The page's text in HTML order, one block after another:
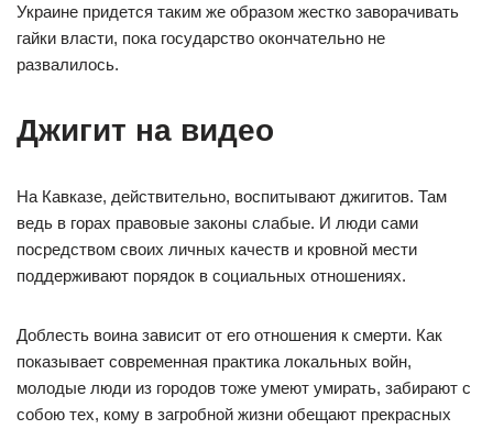
Украине придется таким же образом жестко заворачивать
гайки власти, пока государство окончательно не
развалилось.
Джигит на видео
На Кавказе, действительно, воспитывают джигитов. Там
ведь в горах правовые законы слабые. И люди сами
посредством своих личных качеств и кровной мести
поддерживают порядок в социальных отношениях.
Доблесть воина зависит от его отношения к смерти. Как
показывает современная практика локальных войн,
молодые люди из городов тоже умеют умирать, забирают с
собою тех, кому в загробной жизни обещают прекрасных